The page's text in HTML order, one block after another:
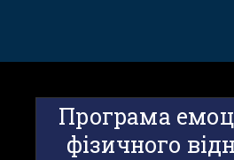
Програма
фізичного